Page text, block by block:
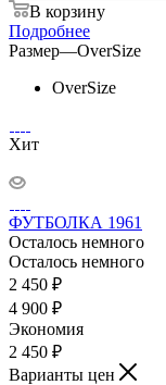
В корзину
Подробнее
Размер—OverSize
OverSize
Хит
ФУТБОЛКА 1961
Осталось немного
Осталось немного
2 450 ₽
4 900 ₽
Экономия
2 450 ₽
Варианты цен